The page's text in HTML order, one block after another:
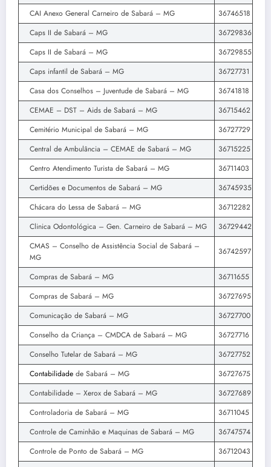
CAI Anexo General Carneiro de Sabará – MG
36746518
Caps II de Sabará – MG
36729836
Caps II de Sabará – MG
36729855
Caps infantil de Sabará – MG
36727731
Casa dos Conselhos – Juventude de Sabará – MG
36741818
CEMAE – DST – Aids de Sabará – MG
36715462
Cemitério Municipal de Sabará – MG
36727729
Central de Ambulância – CEMAE de Sabará – MG
36715225
Centro Atendimento Turista de Sabará – MG
36711403
Certidões e Documentos de Sabará – MG
36745935
Chácara do Lessa de Sabará – MG
36712282
Clinica Odontológica – Gen. Carneiro de Sabará – MG
36729442
CMAS – Conselho de Assistência Social de Sabará –
MG
36742597
Compras de Sabará – MG
36711655
Compras de Sabará – MG
36727695
Comunicação de Sabará – MG
36727700
Conselho da Criança – CMDCA de Sabará – MG
36727716
Conselho Tutelar de Sabará – MG
36727752
Contabilidade de Sabará – MG
36727675
Contabilidade – Xerox de Sabará – MG
36727689
Controladoria de Sabará – MG
36711045
Controle de Caminhão e Maquinas de Sabará – MG
36747574
Controle de Ponto de Sabará – MG
36712043